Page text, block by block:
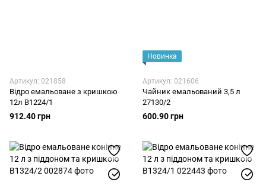
Артикул: 021858
Відро емальоване з кришкою
12л В1224/1
912.40 грн
Новинка
Артикул: 021606
Чайник емальований 3,5 л
27130/2
600.90 грн